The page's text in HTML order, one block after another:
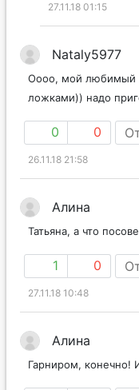
27.11.18 01:15
Nataly5977
Оооо, мой любимый
ложками)) надо
0 0
26.11.18 21:58
Алина
Татьяна, а что
1 0
27.11.18 10:48
Алина
Гарниром, конечно!